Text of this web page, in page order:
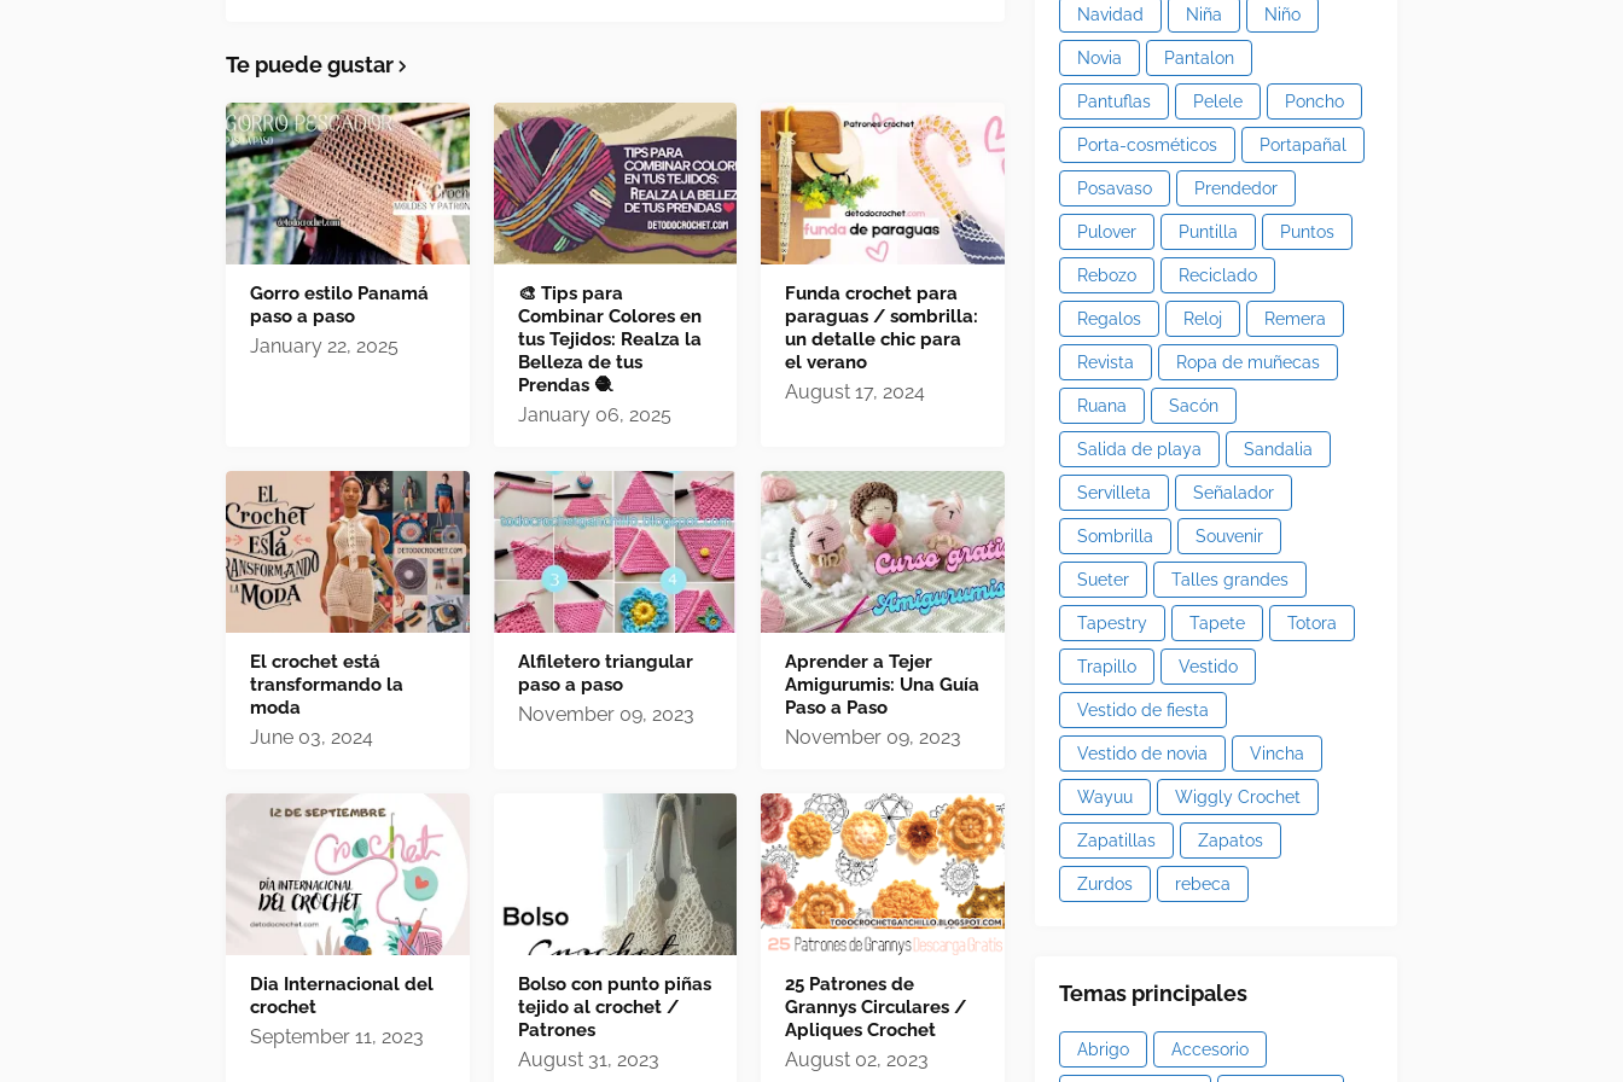
Te puede gustar
Gorro estilo Panamá
paso a paso
January 22, 2025
🎨 Tips para
Combinar Colores en
tus Tejidos: Realza la
Belleza de tus
Prendas 🧶
January 06, 2025
Funda crochet para
paraguas / sombrilla:
un detalle chic para
el verano
August 17, 2024
El crochet está
transformando la
moda
June 03, 2024
Alfiletero triangular
paso a paso
November 09, 2023
Aprender a Tejer
Amigurumis: Una Guía
Paso a Paso
November 09, 2023
Dia Internacional del
crochet
September 11, 2023
Bolso con punto piñas
tejido al crochet /
Patrones
August 31, 2023
25 Patrones de
Grannys Circulares /
Apliques Crochet
August 02, 2023
Navidad Niña Niño
Novia Pantalon
Pantuflas Pelele Poncho
Porta-cosméticos Portapañal
Posavaso Prendedor
Pulover Puntilla Puntos
Rebozo Reciclado
Regalos Reloj Remera
Revista Ropa de muñecas
Ruana Sacón
Salida de playa Sandalia
Servilleta Señalador
Sombrilla Souvenir
Sueter Talles grandes
Tapestry Tapete Totora
Trapillo Vestido
Vestido de fiesta
Vestido de novia Vincha
Wayuu Wiggly Crochet
Zapatillas Zapatos
Zurdos rebeca
Temas principales
Abrigo Accesorio